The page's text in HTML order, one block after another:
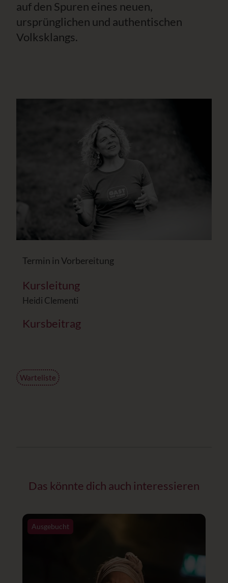
auf den Spuren eines neuen,
ursprünglichen und authentischen
Volksklangs.
Termin in Vorbereitung
Kursleitung
Heidi Clementi
Kursbeitrag
Warteliste
Das könnte dich auch interessieren
Ausgebucht